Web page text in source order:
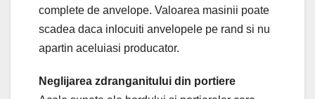
complete de anvelope. Valoarea masinii poate
scadea daca inlocuiti anvelopele pe rand si nu
apartin aceluiasi producator.
Neglijarea zdranganitului din portiere